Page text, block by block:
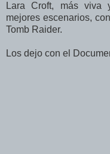
Lara Croft, más viva
mejores escenarios,
Tomb Raider.
Los dejo con el